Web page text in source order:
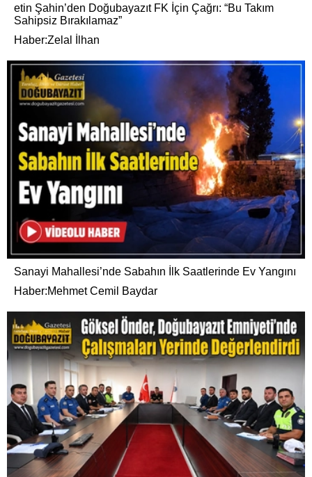
etin Şahin’den Doğubayazıt FK İçin Çağrı: “Bu Takım
Sahipsiz Bırakılamaz”
Haber:Zelal İlhan
Sanayi Mahallesi’nde Sabahın İlk Saatlerinde Ev Yangını
Haber:Mehmet Cemil Baydar